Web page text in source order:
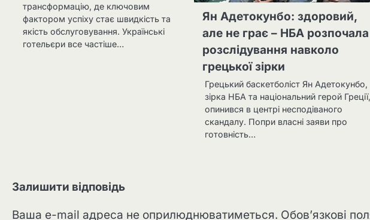
трансформацію, де ключовим
фактором успіху стає швидкість та
якість обслуговування. Українські
готельєри все частіше…
Ян Адетокунбо: здоровий,
але не грає – НБА розпочала
розслідування навколо
грецької зірки
Грецький баскетболіст Ян Адетокунбо,
зірка НБА та національний герой Греції,
опинився в центрі несподіваного
скандалу. Попри власні заяви про
готовність…
Залишити відповідь
Ваша e-mail адреса не оприлюднюватиметься. Обов’язкові